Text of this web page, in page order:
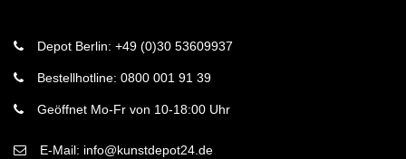
Depot Berlin: +49 (0)30 53609937
Bestellhotline: 0800 001 91 39
Geöffnet Mo-Fr von 10-18:00 Uhr
E-Mail: info@kunstdepot24.de